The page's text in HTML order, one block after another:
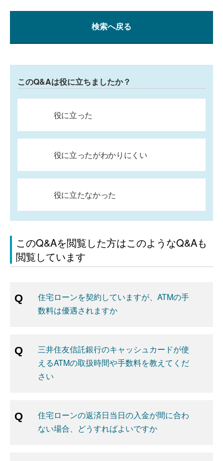
検索へ戻る
このQ&Aは役に立ちましたか？
役に立った
役に立ったがわかりにくい
役に立たなかった
このQ&Aを閲覧した方はこのようなQ&Aも
閲覧しています
住宅ローンを契約していますが、ATMの手
数料は優遇されますか
三井住友信託銀行のキャッシュカードが使
えるATMの取扱時間や手数料を教えてくだ
さい
住宅ローンの返済日当日の入金が間に合わ
ない場合、どうすればよいですか